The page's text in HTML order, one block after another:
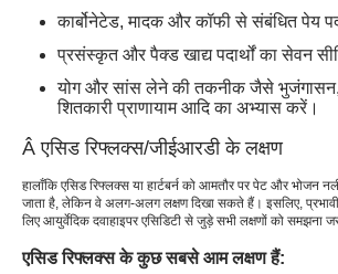
कार्बोनेटेड, मादक और कॉफी से संबंधित पेय
प्रसंस्कृत और पैक्ड खाद्य पदार्थों का सेवन
योग और सांस लेने की तकनीक जैसे
शितकारी प्राणायाम आदि का अभ्यास करें।
Â एसिड रिफ्लक्स/जीईआरडी के लक्षण
हालाँकि एसिड रिफ्लक्स या हार्टबर्न को आमतौर पर पेट और भोजन
जाता है, लेकिन वे अलग-अलग लक्षण दिखा सकते हैं। इसलिए,
लिए आयुर्वेदिक दवाहाइपर एसिडिटी से जुड़े सभी लक्षणों को समझना
एसिड रिफ्लक्स के कुछ सबसे आम लक्षण हैं: